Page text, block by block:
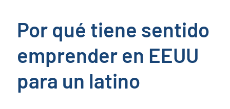
Por qué tiene sentido
emprender en EEUU
para un latino